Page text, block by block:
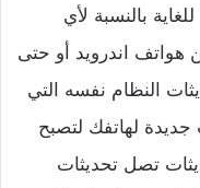
بالنسبة لأي
اندرويد أو حتى
النظام نفسه التي
لهاتفك لتصبح
تصل تحديثات